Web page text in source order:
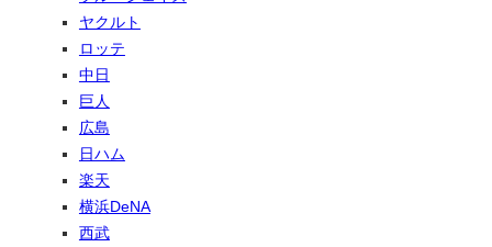
ヤクルト
ロッテ
中日
巨人
広島
日ハム
楽天
横浜DeNA
西武